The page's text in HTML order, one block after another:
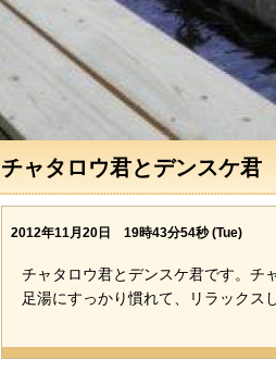
チャタロウ君とデンスケ君
2012年11月20日 19時43分54秒 (Tue)
チャタロウ君とデンスケ君です。チ
足湯にすっかり慣れて、リラックス